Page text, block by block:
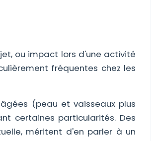
ou impact lors d'une activité
fréquentes chez les
(peau et vaisseaux plus
certaines particularités. Des
méritent d'en parler à un